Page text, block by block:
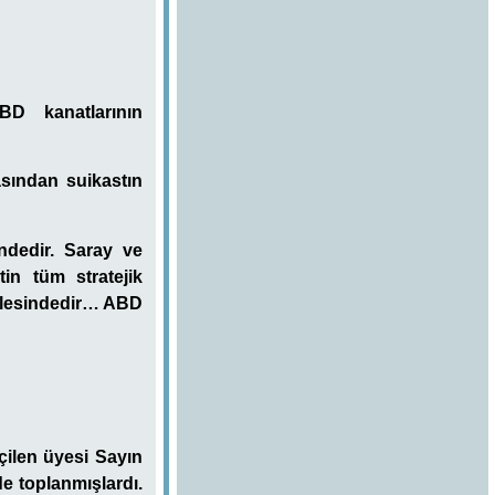
kanatlarının
suikastın
Saray ve
tüm stratejik
ABD
üyesi Sayın
toplanmışlardı.